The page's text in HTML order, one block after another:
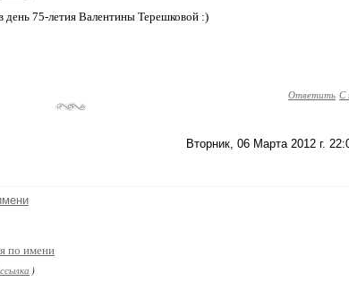
день 75-летия Валентины Терешковой :)
Ответить С
Вторник, 06 Марта 2012 г.
по имени
ссылка )